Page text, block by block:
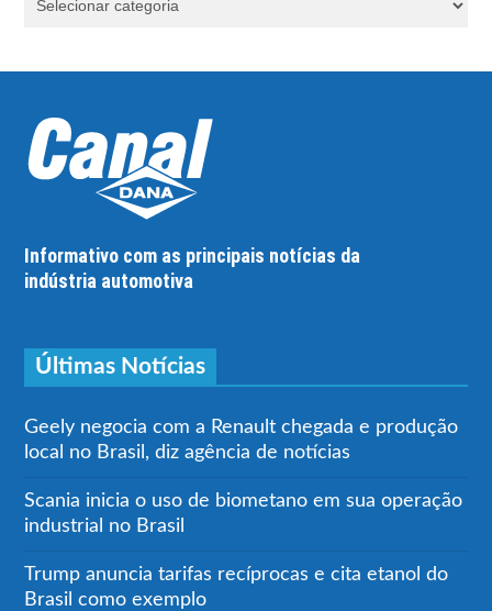
Informativo com as principais notícias da
indústria automotiva
Últimas Notícias
Geely negocia com a Renault chegada e produção
local no Brasil, diz agência de notícias
Scania inicia o uso de biometano em sua operação
industrial no Brasil
Trump anuncia tarifas recíprocas e cita etanol do
Brasil como exemplo